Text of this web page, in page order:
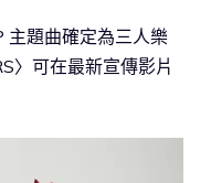
主題曲確定為三人樂
〉可在最新宣傳影片